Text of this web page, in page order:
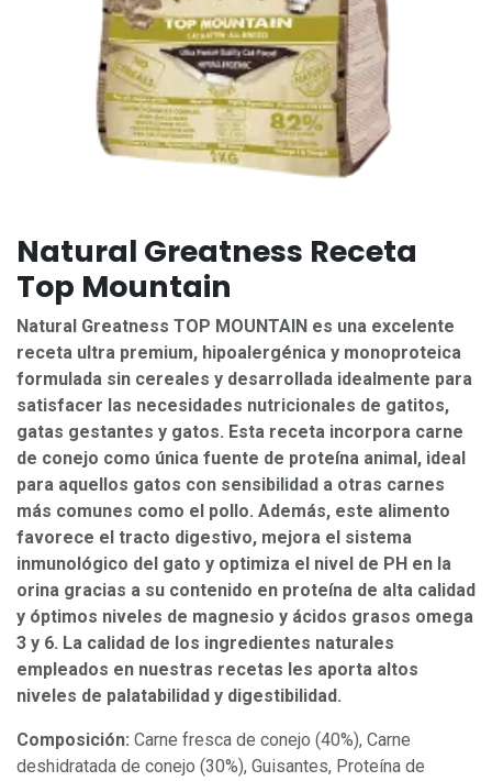
Natural Greatness Receta
Top Mountain
Natural Greatness TOP MOUNTAIN es una excelente
receta ultra premium, hipoalergénica y monoproteica
formulada sin cereales y desarrollada idealmente para
satisfacer las necesidades nutricionales de gatitos,
gatas gestantes y gatos. Esta receta incorpora carne
de conejo como única fuente de proteína animal, ideal
para aquellos gatos con sensibilidad a otras carnes
más comunes como el pollo. Además, este alimento
favorece el tracto digestivo, mejora el sistema
inmunológico del gato y optimiza el nivel de PH en la
orina gracias a su contenido en proteína de alta calidad
y óptimos niveles de magnesio y ácidos grasos omega
3 y 6. La calidad de los ingredientes naturales
empleados en nuestras recetas les aporta altos
niveles de palatabilidad y digestibilidad.
Composición: Carne fresca de conejo (40%), Carne
deshidratada de conejo (30%), Guisantes, Proteína de